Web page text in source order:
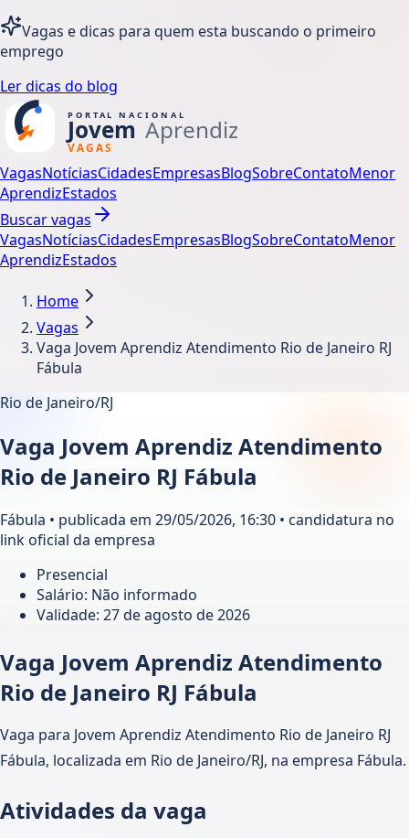
Vagas e dicas para quem esta buscando o primeiro
emprego
Ler dicas do blog
VagasNotíciasCidadesEmpresasBlogSobreContatoMenor
AprendizEstados
Buscar vagas
VagasNotíciasCidadesEmpresasBlogSobreContatoMenor
AprendizEstados
Home
Vagas
Vaga Jovem Aprendiz Atendimento Rio de Janeiro RJ
Fábula
Rio de Janeiro/RJ
Vaga Jovem Aprendiz Atendimento
Rio de Janeiro RJ Fábula
Fábula • publicada em 29/05/2026, 16:30 • candidatura no
link oficial da empresa
Presencial
Salário: Não informado
Validade: 27 de agosto de 2026
Vaga Jovem Aprendiz Atendimento
Rio de Janeiro RJ Fábula
Vaga para Jovem Aprendiz Atendimento Rio de Janeiro RJ
Fábula, localizada em Rio de Janeiro/RJ, na empresa Fábula.
Atividades da vaga